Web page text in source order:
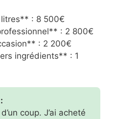
: 8 500€
: 2 800€
: 2 200€
ingrédients** : 1
coup. J’ai acheté